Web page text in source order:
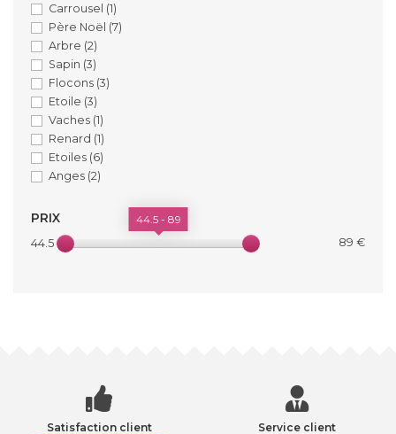
Carrousel (1)
Père Noël (7)
Arbre (2)
Sapin (3)
Flocons (3)
Etoile (3)
Vaches (1)
Renard (1)
Etoiles (6)
Anges (2)
PRIX
44.5 € 89 €
44.5 - 89
Satisfaction client
Service client